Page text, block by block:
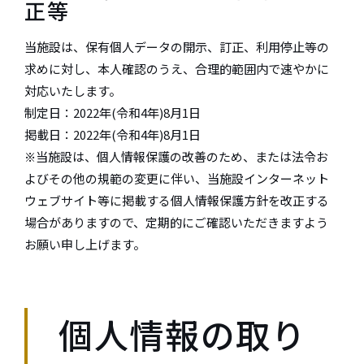
正等
当施設は、保有個人データの開示、訂正、利用停止等の
求めに対し、本人確認のうえ、合理的範囲内で速やかに
対応いたします。
制定日：2022年(令和4年)8月1日
掲載日：2022年(令和4年)8月1日
※当施設は、個人情報保護の改善のため、または法令お
よびその他の規範の変更に伴い、当施設インターネット
ウェブサイト等に掲載する個人情報保護方針を改正する
場合がありますので、定期的にご確認いただきますよう
お願い申し上げます。
個人情報の取り